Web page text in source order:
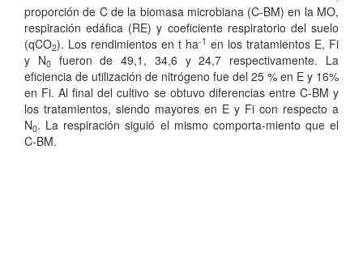
proporción de C de la biomasa microbiana (C-BM) en la MO,
respiración edáfica (RE) y coeficiente respiratorio del suelo
(qCO2). Los rendimientos en t ha-1 en los tratamientos E, Fi
y N0fueron de 49,1, 34,6 y 24,7 respectivamente. La
eficiencia de utilización de nitrógeno fue del 25 % en E y 16%
en Fi. Al final del cultivo se obtuvo diferencias entre C-BM y
los tratamientos, siendo mayores en E y Fi con respecto a
N0. La respiración siguió el mismo comporta-miento que el
C-BM.